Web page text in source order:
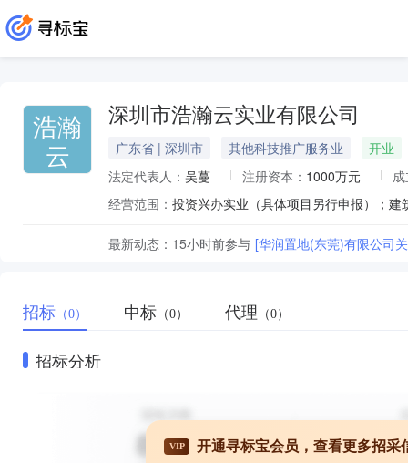
浩瀚
云
深圳市浩瀚云实业有限公司
广东省 | 深圳市 其他科技推广服务业
开业
法定代表人： 吴蔓 注册资本： 1000万元
经营范围：
最新动态： 15小时前参与 [华润置地(东莞)有限公司
招标 （0） 中标 （0） 代理 （0）
招标分析
VIP 开通寻标宝会员，查看更多招采